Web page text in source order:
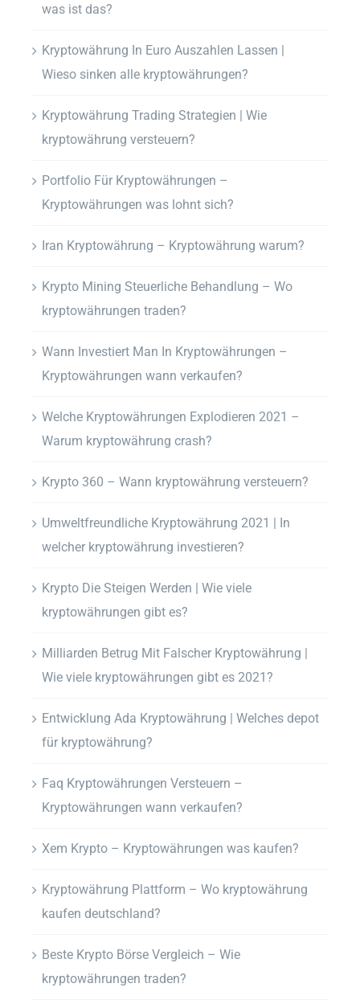
was ist das?
Kryptowährung In Euro Auszahlen Lassen |
Wieso sinken alle kryptowährungen?
Kryptowährung Trading Strategien | Wie
kryptowährung versteuern?
Portfolio Für Kryptowährungen –
Kryptowährungen was lohnt sich?
Iran Kryptowährung – Kryptowährung warum?
Krypto Mining Steuerliche Behandlung – Wo
kryptowährungen traden?
Wann Investiert Man In Kryptowährungen –
Kryptowährungen wann verkaufen?
Welche Kryptowährungen Explodieren 2021 –
Warum kryptowährung crash?
Krypto 360 – Wann kryptowährung versteuern?
Umweltfreundliche Kryptowährung 2021 | In
welcher kryptowährung investieren?
Krypto Die Steigen Werden | Wie viele
kryptowährungen gibt es?
Milliarden Betrug Mit Falscher Kryptowährung |
Wie viele kryptowährungen gibt es 2021?
Entwicklung Ada Kryptowährung | Welches depot
für kryptowährung?
Faq Kryptowährungen Versteuern –
Kryptowährungen wann verkaufen?
Xem Krypto – Kryptowährungen was kaufen?
Kryptowährung Plattform – Wo kryptowährung
kaufen deutschland?
Beste Krypto Börse Vergleich – Wie
kryptowährungen traden?